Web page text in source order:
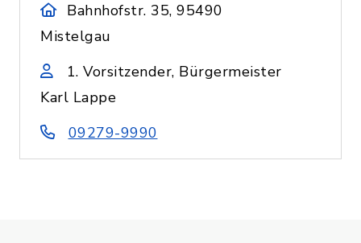
Bahnhofstr. 35, 95490
Mistelgau
1. Vorsitzender, Bürgermeister
Karl Lappe
09279-9990